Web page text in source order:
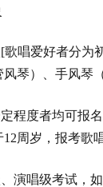
唱爱好者分为
琴）、手风琴
程度者均可报
周岁，报考歌
演唱级考试，